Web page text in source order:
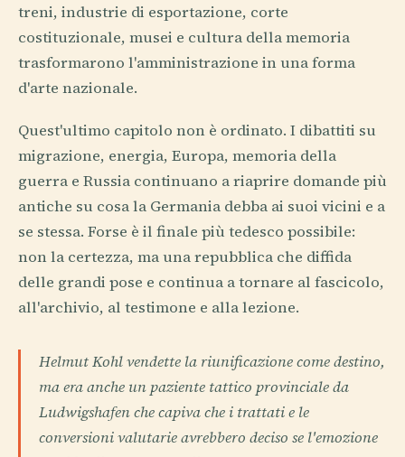
treni, industrie di esportazione, corte
costituzionale, musei e cultura della memoria
trasformarono l'amministrazione in una forma
d'arte nazionale.
Quest'ultimo capitolo non è ordinato. I dibattiti su
migrazione, energia, Europa, memoria della
guerra e Russia continuano a riaprire domande più
antiche su cosa la Germania debba ai suoi vicini e a
se stessa. Forse è il finale più tedesco possibile:
non la certezza, ma una repubblica che diffida
delle grandi pose e continua a tornare al fascicolo,
all'archivio, al testimone e alla lezione.
Helmut Kohl vendette la riunificazione come destino,
ma era anche un paziente tattico provinciale da
Ludwigshafen che capiva che i trattati e le
conversioni valutarie avrebbero deciso se l'emozione